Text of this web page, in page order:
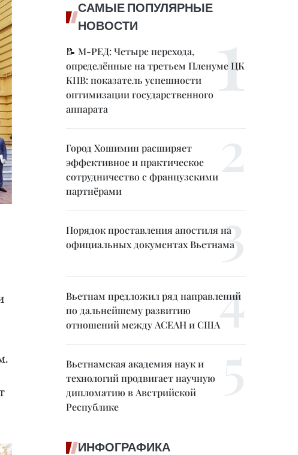
САМЫЕ ПОПУЛЯРНЫЕ
НОВОСТИ
📝 М-РЕД: Четыре перехода,
определённые на третьем Пленуме ЦК
КПВ: показатель успешности
оптимизации государственного
аппарата
Город Хошимин расширяет
эффективное и практическое
сотрудничество с французскими
партнёрами
Порядок проставления апостиля на
официальных документах Вьетнама
Вьетнам предложил ряд направлений
по дальнейшему развитию
отношений между АСЕАН и США
Вьетнамская академия наук и
технологий продвигает научную
дипломатию в Австрийской
Республике
ИНФОГРАФИКА